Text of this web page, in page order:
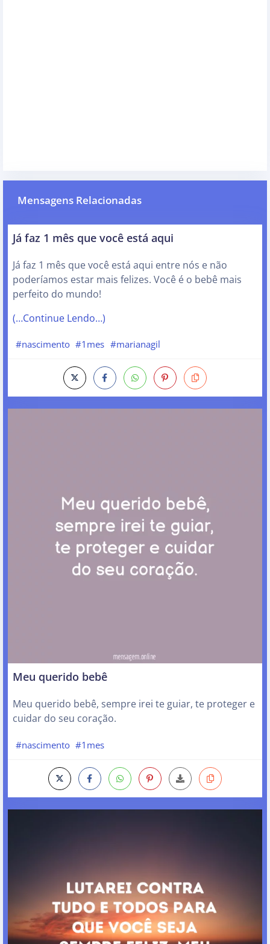
Mensagens Relacionadas
Já faz 1 mês que você está aqui
Já faz 1 mês que você está aqui entre nós e não
poderíamos estar mais felizes. Você é o bebê mais
perfeito do mundo!
(…Continue Lendo…)
#nascimento #1mes #marianagil
Meu querido bebê
Meu querido bebê, sempre irei te guiar, te proteger e
cuidar do seu coração.
#nascimento #1mes